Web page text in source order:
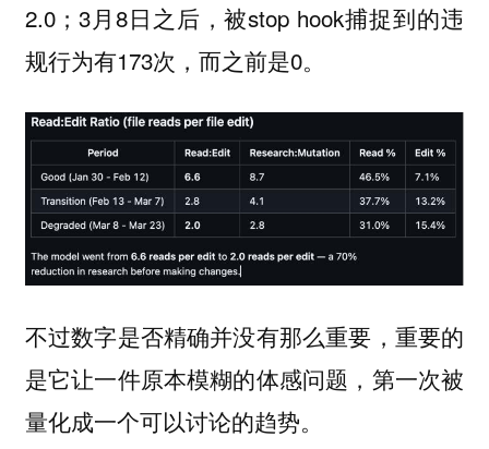
2.0；3月8日之后，被stop hook捕捉到的违
规行为有173次，而之前是0。
不过数字是否精确并没有那么重要，重要的
是它让一件原本模糊的体感问题，第一次被
量化成一个可以讨论的趋势。